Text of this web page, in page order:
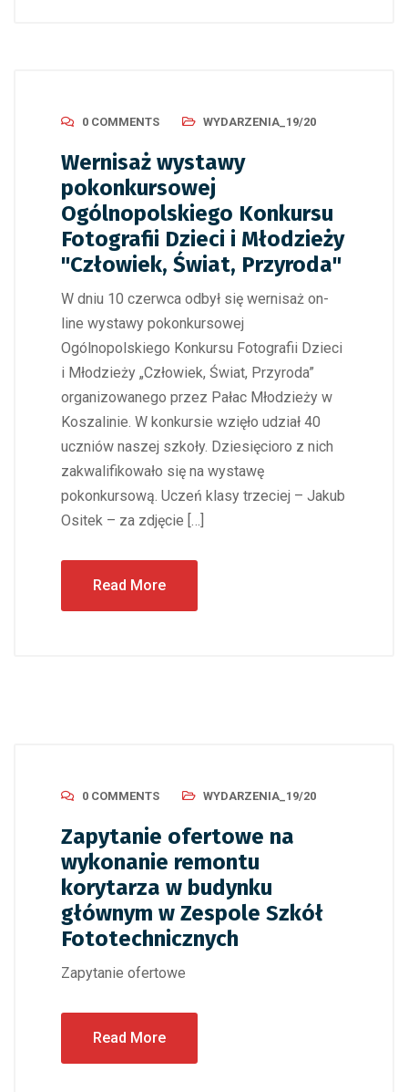
0 COMMENTS WYDARZENIA_19/20
Wernisaż wystawy
pokonkursowej
Ogólnopolskiego Konkursu
Fotografii Dzieci i Młodzieży
"Człowiek, Świat, Przyroda"
W dniu 10 czerwca odbył się wernisaż on-
line wystawy pokonkursowej
Ogólnopolskiego Konkursu Fotografii Dzieci
i Młodzieży „Człowiek, Świat, Przyroda”
organizowanego przez Pałac Młodzieży w
Koszalinie. W konkursie wzięło udział 40
uczniów naszej szkoły. Dziesięcioro z nich
zakwalifikowało się na wystawę
pokonkursową. Uczeń klasy trzeciej – Jakub
Ositek – za zdjęcie […]
Read More
0 COMMENTS WYDARZENIA_19/20
Zapytanie ofertowe na
wykonanie remontu
korytarza w budynku
głównym w Zespole Szkół
Fototechnicznych
Zapytanie ofertowe
Read More